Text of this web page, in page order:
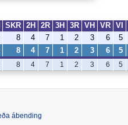
SKR 2H 2R 3H 3R VH VR VI
8 4 7 1 2 3 6 5
8 4 7 1 2 3 6 5
8 4 7 1 2 3 6 5
ábending